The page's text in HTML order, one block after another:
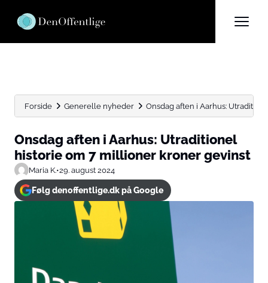
Forside Generelle nyheder Onsdag aften i Aarhus:
Onsdag aften i Aarhus: Utraditionel
historie om 7 millioner kroner gevinst
Maria K.•29. august 2024
Følg denoffentlige.dk på Google